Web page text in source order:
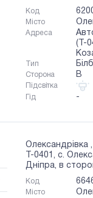
Код
Місто
Адреса
(Т-
Тип
Сторона B
Підсвітка
Гід
-
Олександрівка
Т-0401, с.
Дніпра, в
Код
Місто